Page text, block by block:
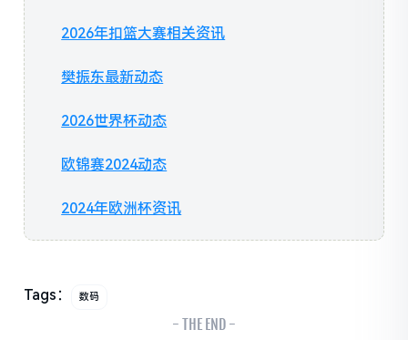
2026年扣篮大赛相关资讯
樊振东最新动态
2026世界杯动态
欧锦赛2024动态
2024年欧洲杯资讯
Tags： 数码
- THE END -